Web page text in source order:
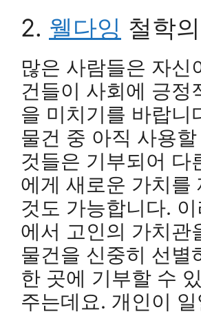
2. 웰다잉 철학
많은 사람들은 자신
건들이 사회에 긍정
을 미치기를 바랍니
물건 중 아직 사용
것들은 기부되어 다
에게 새로운 가치를
것도 가능합니다.
에서 고인의 가치관
물건을 신중히 선별
한 곳에 기부할 수
주는데요. 개인이